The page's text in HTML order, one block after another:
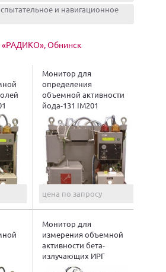
и навигационное
Обнинск
Монитор для
определения
объемной активности
йода-131 IM201
цена по запросу
Монитор для
измерения объемной
активности бета-
излучающих ИРГ
NGM203